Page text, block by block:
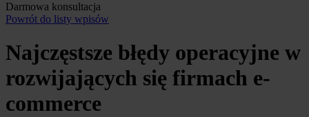
Darmowa konsultacja
Powrót do listy wpisów
Najczęstsze błędy operacyjne w
rozwijających się firmach e-
commerce